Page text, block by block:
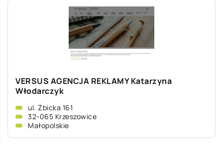
VERSUS AGENCJA REKLAMY Katarzyna
Włodarczyk
ul. Żbicka 161
32-065 Krzeszowice
Małopolskie